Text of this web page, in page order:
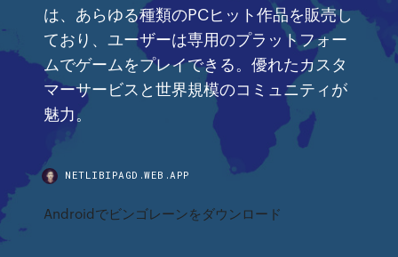
は、あらゆる種類のPCヒット作品を販売し
ており、ユーザーは専用のプラットフォー
ムでゲームをプレイできる。優れたカスタ
マーサービスと世界規模のコミュニティが
魅力。
NETLIBIPAGD.WEB.APP
Androidでビンゴレーンをダウンロード